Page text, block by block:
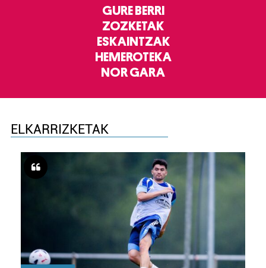
GURE BERRI
ZOZKETAK
ESKAINTZAK
HEMEROTEKA
NOR GARA
ELKARRIZKETAK